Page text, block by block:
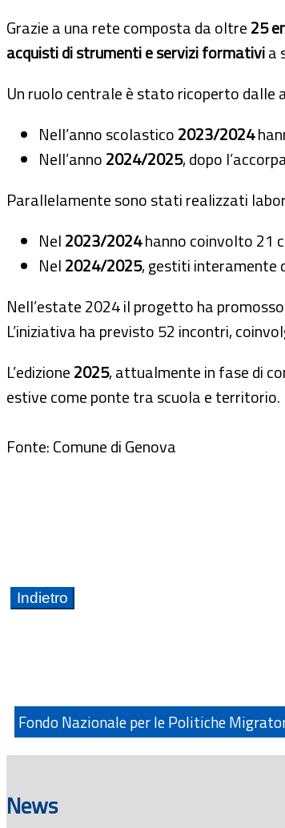
Grazie a una rete composta da oltre25
acquisti di strumenti e servizi formativia
Un ruolo centrale è stato ricoperto dalle
Nell’anno scolastico2023/2024
Nell’anno2024/2025, dopo
Parallelamente sono stati realizzati
Nel2023/2024hanno coinvolto 21
Nel2024/2025, gestiti interamente
Nell’estate 2024 il progetto ha
L’iniziativa ha previsto 52 incontri,
L’edizione2025, attualmente in fase di
estive come ponte tra scuola e territorio.
Fonte: Comune di Genova
Fondo Nazionale per le Politiche
News